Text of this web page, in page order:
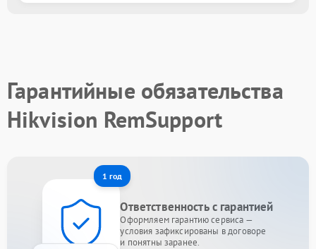
Гарантийные обязательства
Hikvision RemSupport
1 год
Ответственность с гарантией
Оформляем гарантию сервиса —
условия зафиксированы в договоре
и понятны заранее.